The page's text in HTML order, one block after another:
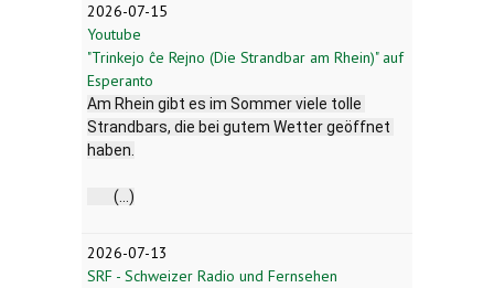
2026-07-15
Youtube
"Trinkejo ĉe Rejno (Die Strandbar am Rhein)" auf
Esperanto
Am Rhein gibt es im Sommer viele tolle
Strandbars, die bei gutem Wetter geöffnet
haben.
	(...)
2026-07-13
SRF - Schweizer Radio und Fernsehen